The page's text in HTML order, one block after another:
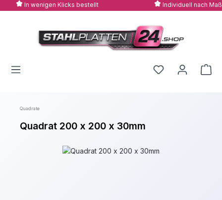
Zum Hauptinhalt springen
In wenigen Klicks bestellt Individuell nach Maß
Quadrate
Quadrat 200 x 200 x 30mm
Bildergalerie überspringen